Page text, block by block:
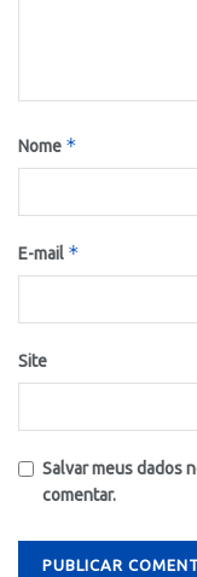
Nome *
E-mail *
Site
Salvar meus dados
comentar.